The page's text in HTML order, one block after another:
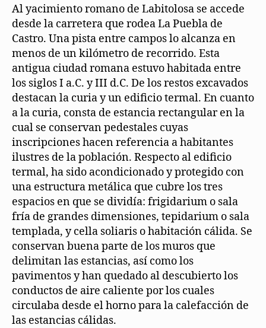
Al yacimiento romano de Labitolosa se accede
desde la carretera que rodea La Puebla de
Castro. Una pista entre campos lo alcanza en
menos de un kilómetro de recorrido. Esta
antigua ciudad romana estuvo habitada entre
los siglos I a.C. y III d.C. De los restos excavados
destacan la curia y un edificio termal. En cuanto
a la curia, consta de estancia rectangular en la
cual se conservan pedestales cuyas
inscripciones hacen referencia a habitantes
ilustres de la población. Respecto al edificio
termal, ha sido acondicionado y protegido con
una estructura metálica que cubre los tres
espacios en que se dividía: frigidarium o sala
fría de grandes dimensiones, tepidarium o sala
templada, y cella soliaris o habitación cálida. Se
conservan buena parte de los muros que
delimitan las estancias, así como los
pavimentos y han quedado al descubierto los
conductos de aire caliente por los cuales
circulaba desde el horno para la calefacción de
las estancias cálidas.